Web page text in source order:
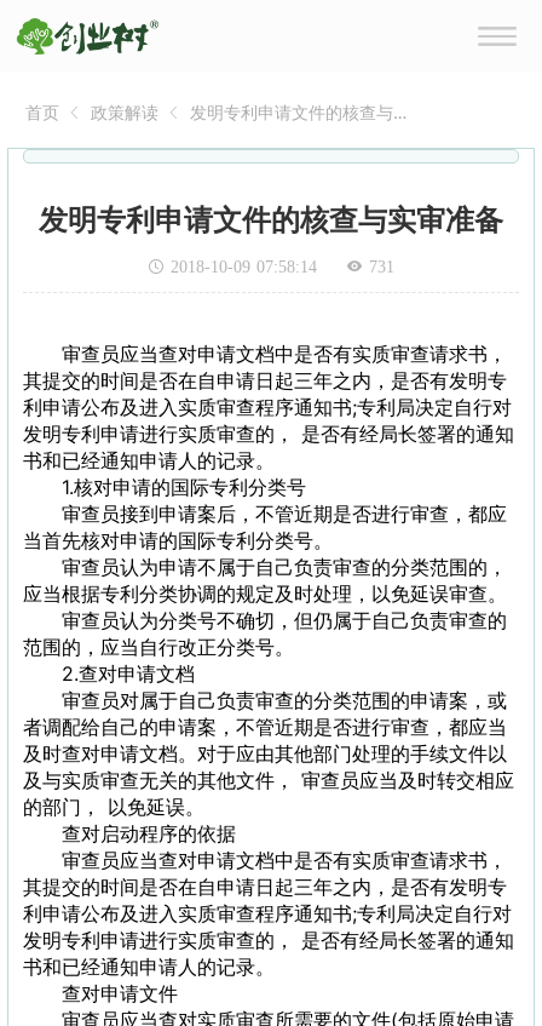
首页 政策解读
发明专利申请文件的核查与
发明专利申请文件的核查与实审准备
2018-10-09 07:58:14 731
审查员应当查对申请文档中是否有实质审查请求书，
其提交的时间是否在自申请日起三年之内，是否有发明专
利申请公布及进入实质审查程序通知书;专利局决定自行对
发明专利申请进行实质审查的， 是否有经局长签署的通知
书和已经通知申请人的记录。
1.核对申请的国际专利分类号
审查员接到申请案后，不管近期是否进行审查，都应
当首先核对申请的国际专利分类号。
审查员认为申请不属于自己负责审查的分类范围的，
应当根据专利分类协调的规定及时处理，以免延误审查。
审查员认为分类号不确切，但仍属于自己负责审查的
范围的，应当自行改正分类号。
2.查对申请文档
审查员对属于自己负责审查的分类范围的申请案，或
者调配给自己的申请案，不管近期是否进行审查，都应当
及时查对申请文档。对于应由其他部门处理的手续文件以
及与实质审查无关的其他文件， 审查员应当及时转交相应
的部门， 以免延误。
查对启动程序的依据
审查员应当查对申请文档中是否有实质审查请求书，
其提交的时间是否在自申请日起三年之内，是否有发明专
利申请公布及进入实质审查程序通知书;专利局决定自行对
发明专利申请进行实质审查的， 是否有经局长签署的通知
书和已经通知申请人的记录。
查对申请文件
审查员应当查对实质审查所需要的文件(包括原始申请